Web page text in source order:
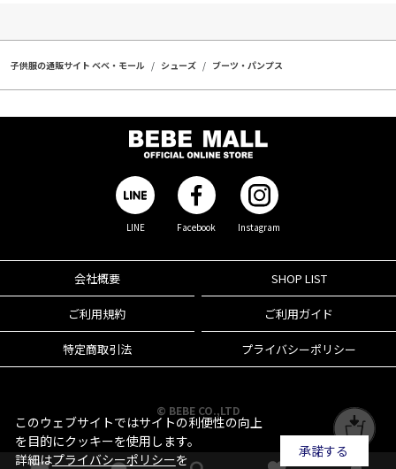
子供服の通販サイト ベベ・モール シューズ ブーツ・パンプス
LINE Facebook Instagram
会社概要 SHOP LIST
ご利用規約 ご利用ガイド
特定商取引法 プライバシーポリシー
© BEBE CO.,LTD
このウェブサイトではサイトの利便性の向上
を目的にクッキーを使用します。
詳細はプライバシーポリシーを
承諾する